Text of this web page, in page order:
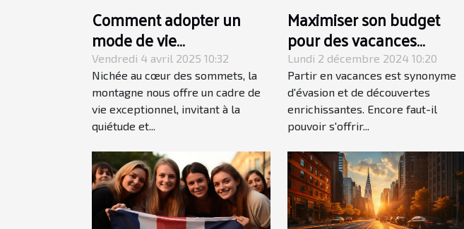
Comment adopter un
mode de vie
écoresponsable en
montagne
Vendredi 4 avril 2025 10:32
Nichée au cœur des sommets, la
montagne nous offre un cadre de
vie exceptionnel, invitant à la
quiétude et...
Maximiser son budget
pour des vacances
longue durée
Lundi 2 décembre 2024 10:20
Partir en vacances est synonyme
d'évasion et de découvertes
enrichissantes. Encore faut-il
pouvoir s'offrir...